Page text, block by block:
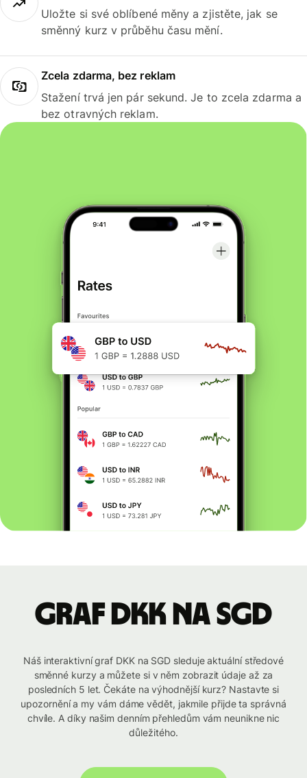
Uložte si své oblíbené měny a zjistěte, jak se
směnný kurz v průběhu času mění.
Zcela zdarma, bez reklam
Stažení trvá jen pár sekund. Je to zcela zdarma a
bez otravných reklam.
graf DKK na SGD
Náš interaktivní graf DKK na SGD sleduje aktuální středové
směnné kurzy a můžete si v něm zobrazit údaje až za
posledních 5 let. Čekáte na výhodnější kurz? Nastavte si
upozornění a my vám dáme vědět, jakmile přijde ta správná
chvíle. A díky našim denním přehledům vám neunikne nic
důležitého.